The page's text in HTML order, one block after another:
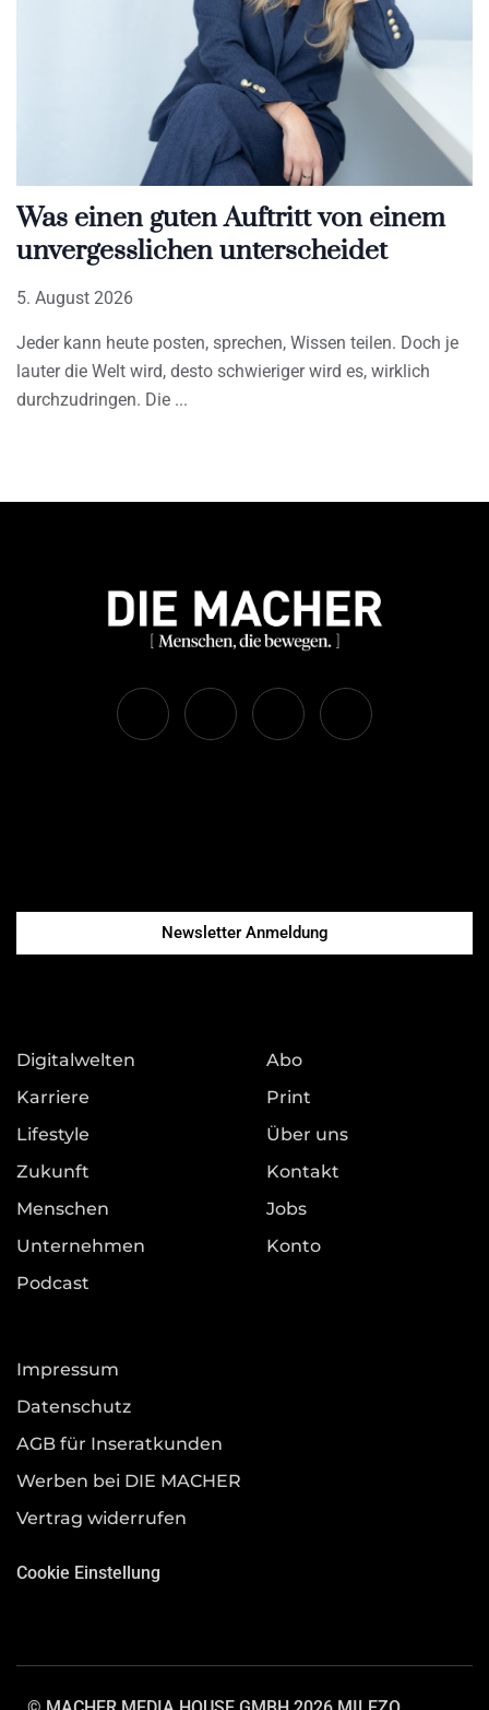
Was einen guten Auftritt von einem
unvergesslichen unterscheidet
5. August 2026
Jeder kann heute posten, sprechen, Wissen teilen. Doch je
lauter die Welt wird, desto schwieriger wird es, wirklich
durchzudringen. Die
Newsletter Anmeldung
Digitalwelten
Karriere
Lifestyle
Zukunft
Menschen
Unternehmen
Podcast
Abo
Print
Über uns
Kontakt
Jobs
Konto
Impressum
Datenschutz
AGB für Inseratkunden
Werben bei DIE MACHER
Vertrag widerrufen
Cookie Einstellung